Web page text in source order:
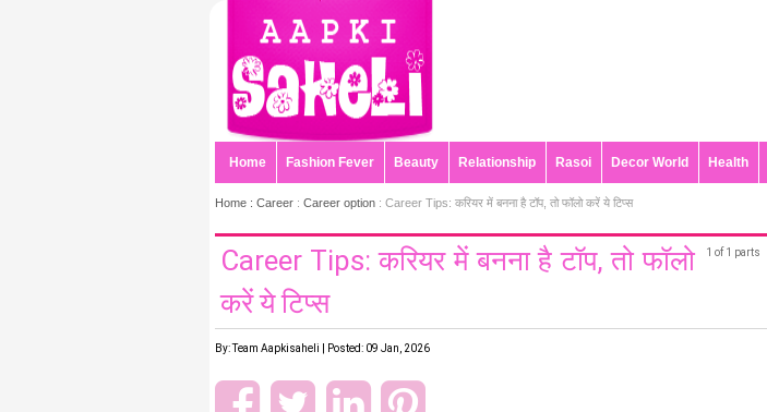
Home Fashion Fever Beauty Relationship Rasoi Decor World Health
Home : Career : Career option : Career Tips: करियर में बनना है टॉप, तो फॉलो करें ये टिप्स
1 of 1 parts
Career Tips: करियर में बनना है टॉप, तो फॉलो
करें ये टिप्स
By: Team Aapkisaheli | Posted: 09 Jan, 2026